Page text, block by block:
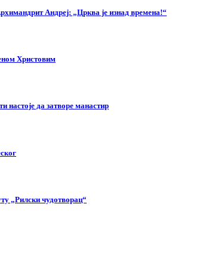
Андреј: „Црква је изнад времена!“
Христовим
настоје да затворе манастир
„Рилски чудотворац“